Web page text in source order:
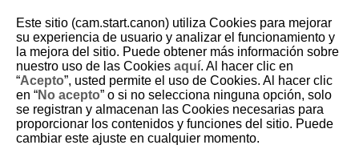
D403-018
Marcas comerciales y licencias
La marca denominativa Bluetooth®y sus logotipos son registradas
Este sitio (cam.start.canon) utiliza Cookies para mejorar
su experiencia de usuario y analizar el funcionamiento y
la mejora del sitio. Puede obtener más información sobre
nuestro uso de las Cookies aquí. Al hacer clic en
“Acepto”, usted permite el uso de Cookies. Al hacer clic
en “No acepto” o si no selecciona ninguna opción, solo
se registran y almacenan las Cookies necesarias para
proporcionar los contenidos y funciones del sitio. Puede
cambiar este ajuste en cualquier momento.